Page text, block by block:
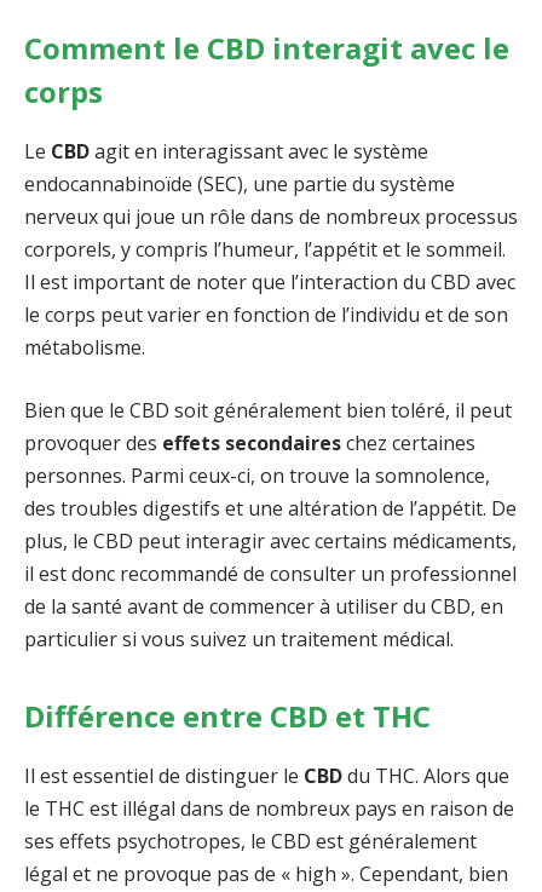
Comment le CBD interagit avec le
corps
Le CBDagit en interagissant avec le système
endocannabinoïde (SEC), une partie du système
nerveux qui joue un rôle dans de nombreux processus
corporels, y compris l’humeur, l’appétit et le sommeil.
Il est important de noter que l’interaction du CBD avec
le corps peut varier en fonction de l’individu et de son
métabolisme.
Bien que le CBD soit généralement bien toléré, il peut
provoquer des effets secondaireschez certaines
personnes. Parmi ceux-ci, on trouve la somnolence,
des troubles digestifs et une altération de l’appétit. De
plus, le CBD peut interagir avec certains médicaments,
il est donc recommandé de consulter un professionnel
de la santé avant de commencer à utiliser du CBD, en
particulier si vous suivez un traitement médical.
Différence entre CBD et THC
Il est essentiel de distinguer le CBDdu THC. Alors que
le THC est illégal dans de nombreux pays en raison de
ses effets psychotropes, le CBD est généralement
légal et ne provoque pas de « high ». Cependant, bien